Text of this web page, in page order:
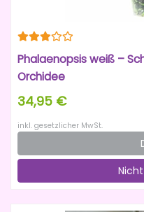
Phalaenopsis weiß –
Orchidee
34,95 €
inkl. gesetzlicher MwSt.